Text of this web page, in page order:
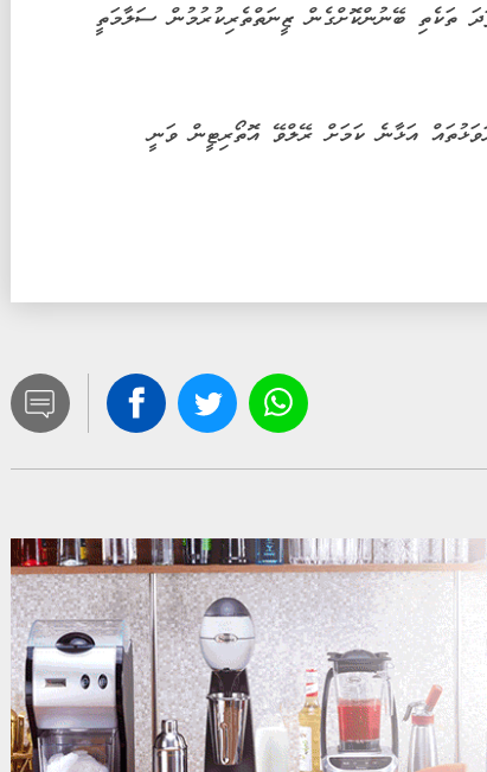
ތަކެތި ބޭނުންކޮށްގެން ޒީނަތްތެރިކުރުމުން ސަލާމަތީ
އަޅާނެ ކަމަށް ރޭލްވޭ އޮތޯރިޓީން ވަނީ